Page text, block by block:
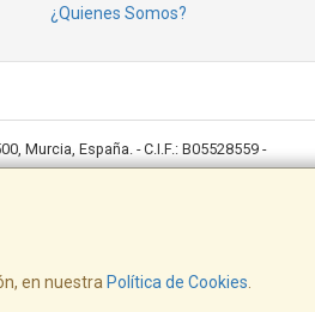
en nuestra Política de Cookies
¿Quienes Somos?
Murcia, España. - C.I.F.: B05528559 -